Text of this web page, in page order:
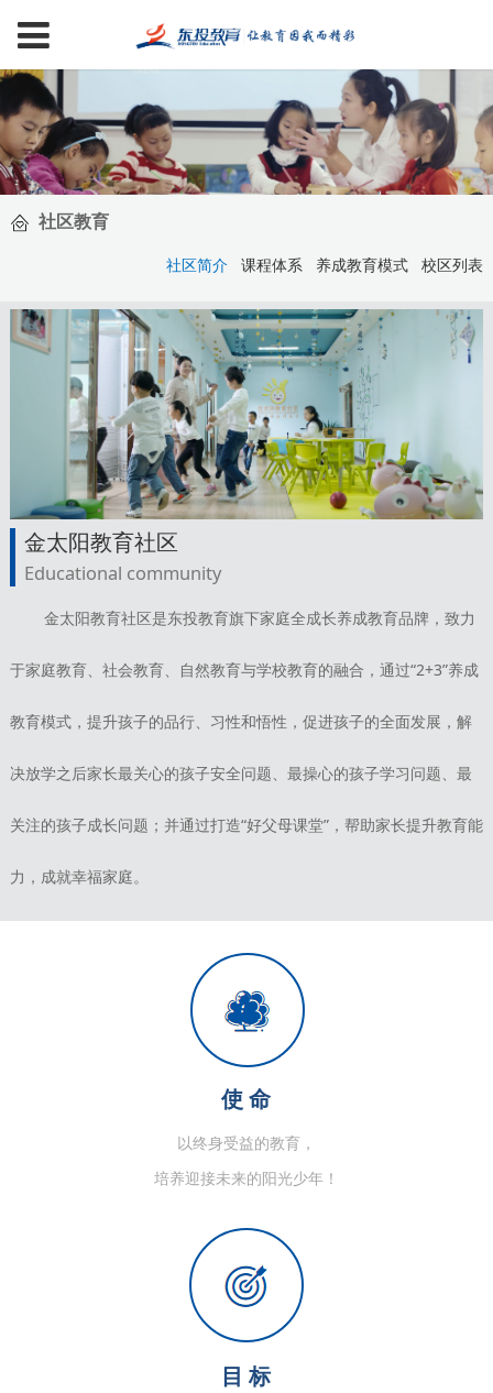
社区教育
社区简介 课程体系 养成教育模式 校区列表
金太阳教育社区
Educational community
金太阳教育社区是东投教育旗下家庭全成长养成教育品牌，致力
于家庭教育、社会教育、自然教育与学校教育的融合，通过“2+3”养成
教育模式，提升孩子的品行、习性和悟性，促进孩子的全面发展，解
决放学之后家长最关心的孩子安全问题、最操心的孩子学习问题、最
关注的孩子成长问题；并通过打造“好父母课堂”，帮助家长提升教育能
力，成就幸福家庭。
使 命
以终身受益的教育，
培养迎接未来的阳光少年！
目 标